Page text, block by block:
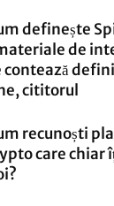
definește
de
contează
cititorul
recunoști
care chiar